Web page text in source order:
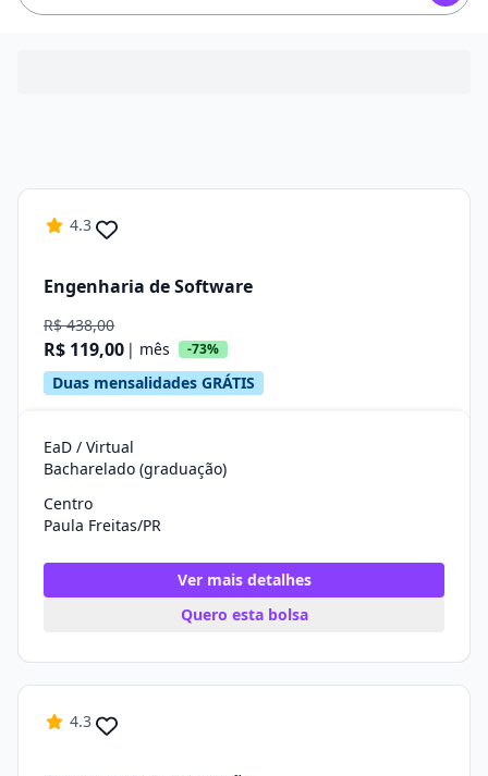
4.3
Engenharia de Software
R$ 438,00
R$ 119,00 | mês -73%
Duas mensalidades GRÁTIS
EaD / Virtual
Bacharelado (graduação)
Centro
Paula Freitas/PR
Ver mais detalhes
Quero esta bolsa
4.3